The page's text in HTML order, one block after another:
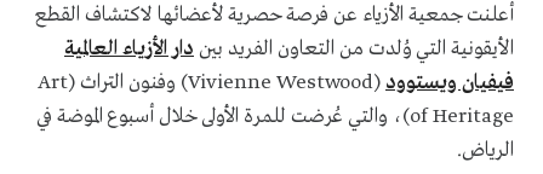
أعلنت جمعية الأزياء عن فرصة حصرية لأعضائها لاكتشاف القطع
الأيقونية التي وُلدت من التعاون الفريد بين دار الأزياء العالمية
فيفيان ويستوود
(Vivienne Westwood) وفنون التراث (Art
of Heritage)، والتي عُرضت للمرة الأولى خلال أسبوع الموضة في
الرياض.